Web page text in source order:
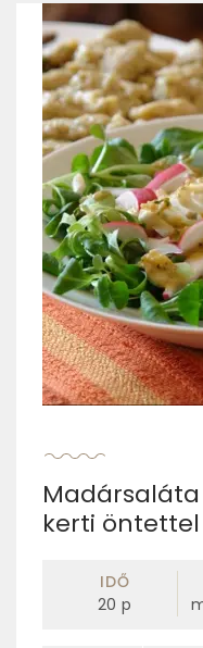
kerti öntettel
IDŐ
20 p